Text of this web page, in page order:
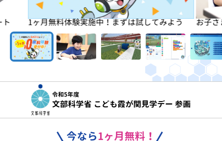
う お子さまの「楽しい」を学びの原動力に！ 初め
令和5年度
文部科学省 こども霞が関見学デー 参画
今なら1ヶ月無料！